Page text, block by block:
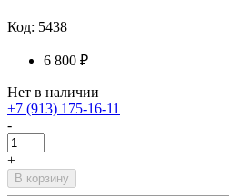
Код: 5438
6 800 ₽
Нет в наличии
+7 (913) 175-16-11
-
+
В корзину